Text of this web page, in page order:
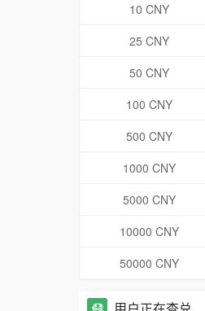
10 CNY
25 CNY
50 CNY
100 CNY
500 CNY
1000 CNY
5000 CNY
10000 CNY
50000 CNY